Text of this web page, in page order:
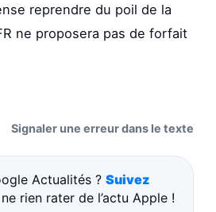
reprendre du poil de la
ne proposera pas de forfait
Signaler une erreur dans le texte
Actualités ? Suivez
rien rater de l’actu Apple !